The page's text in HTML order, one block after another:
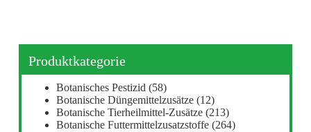
Produktkategorie
Botanisches Pestizid (58)
Botanische Düngemittelzusätze (12)
Botanische Tierheilmittel-Zusätze (213)
Botanische Futtermittelzusatzstoffe (264)